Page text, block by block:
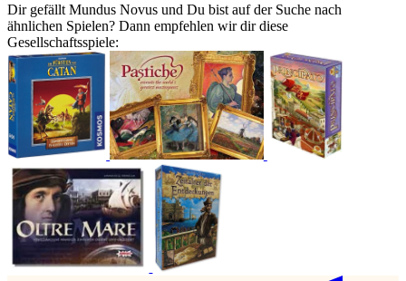
Dir gefällt Mundus Novus und Du bist auf der Suche nach
ähnlichen Spielen? Dann empfehlen wir dir diese
Gesellschaftsspiele: